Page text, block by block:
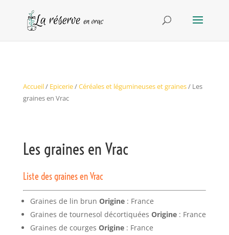
Accueil/ Epicerie/Céréales et légumineuses et graines/ Les
graines en Vrac
Les graines en Vrac
Liste des graines en Vrac
Graines de lin brun Origine: France
Graines de tournesol décortiquées Origine: France
Graines de courges Origine: France